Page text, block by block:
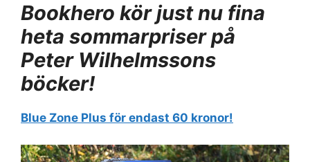
Bookhero kör just nu fina
heta sommarpriser på
Peter Wilhelmssons
böcker!
Blue Zone Plus för endast 60 kronor!